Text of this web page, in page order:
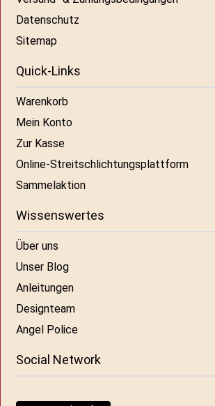
Datenschutz
Sitemap
Quick-Links
Warenkorb
Mein Konto
Zur Kasse
Online-Streitschlichtungsplattform
Sammelaktion
Wissenswertes
Über uns
Unser Blog
Anleitungen
Designteam
Angel Police
Social Network